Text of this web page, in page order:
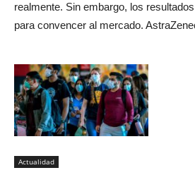
realmente. Sin embargo, los
para convencer al mercado.
Actualidad